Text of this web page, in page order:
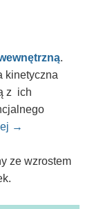
.
kinetyczna
z ich
→
ze wzrostem